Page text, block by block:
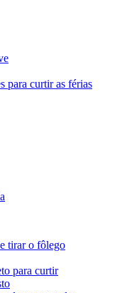
para curtir as férias
tirar o fôlego
para curtir